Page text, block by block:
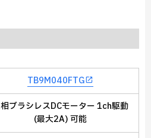
TB9M040FTG
ブラシレスDCモーター 1ch駆動
(最大2A) 可能